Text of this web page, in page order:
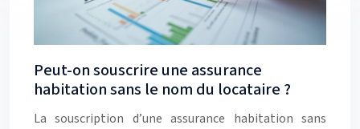
Peut-on souscrire une assurance
habitation sans le nom du locataire ?
La souscription d’une assurance habitation sans